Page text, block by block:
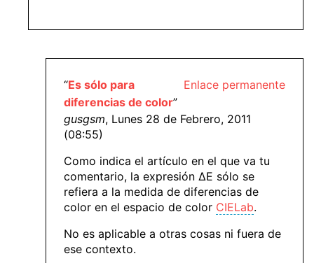
Enlace permanente
“Es sólo para
diferencias de color”
gusgsm, Lunes 28 de Febrero, 2011
(08:55)
Como indica el artículo en el que va tu
comentario, la expresión ΔE sólo se
refiera a la medida de diferencias de
color en el espacio de color CIELab.
No es aplicable a otras cosas ni fuera de
ese contexto.